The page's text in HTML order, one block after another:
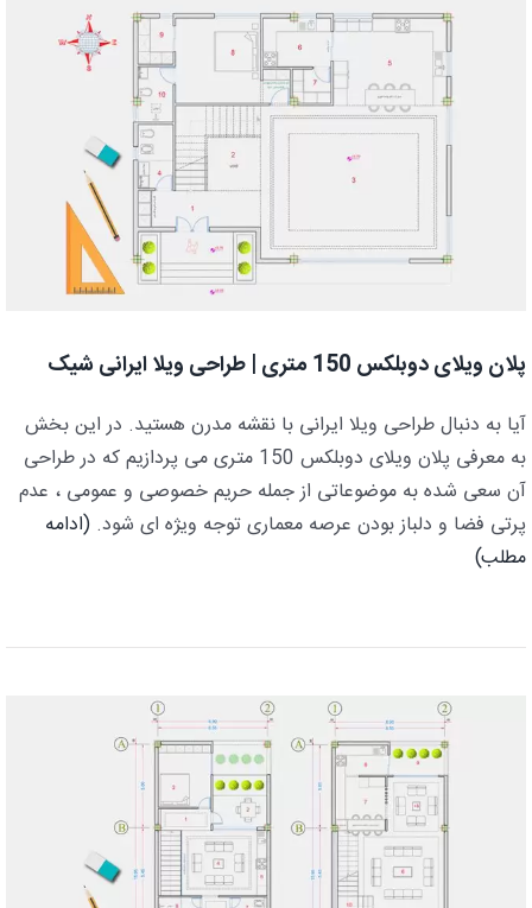
پلان ویلای دوبلکس 150 متری | طراحی ویلا ایرانی شیک
آیا به دنبال طراحی ویلا ایرانی با نقشه مدرن هستید. در این بخش
به معرفی پلان ویلای دوبلکس 150 متری می پردازیم که در طراحی
آن سعی شده به موضوعاتی از جمله حریم خصوصی و عمومی ، عدم
پرتی فضا و دلباز بودن عرصه معماری توجه ویژه ای شود. (ادامه
مطلب)